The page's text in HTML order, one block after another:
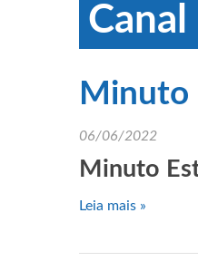
Minuto
06/06/2022
Minuto
Leia mais »